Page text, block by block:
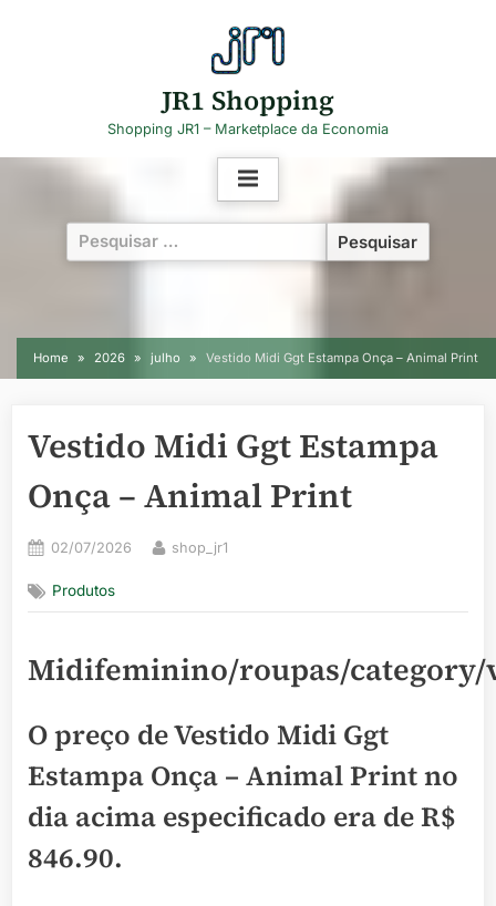
JR1 Shopping
Shopping JR1 – Marketplace da Economia
Pesquisar
por:
Home 2026 julho Vestido Midi Ggt Estampa Onça – Animal Print
Vestido Midi Ggt Estampa
Onça – Animal Print
Posted
02/07/2026 By
shop_jr1
Produtos
Midifeminino/roupas/
O preço de Vestido Midi Ggt
Estampa Onça – Animal Print no
dia acima especificado era deR$
846.90.